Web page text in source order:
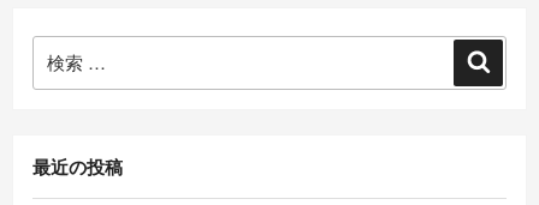
索:
索
最近の投稿